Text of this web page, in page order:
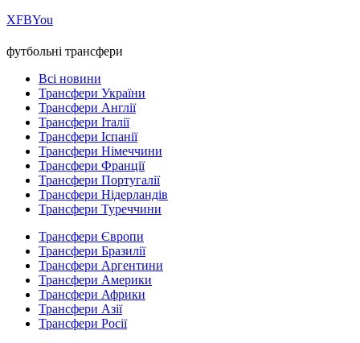
ХFBYou
футбольні трансфери
Всі новини
Трансфери України
Трансфери Англії
Трансфери Італії
Трансфери Іспанії
Трансфери Німеччини
Трансфери Франції
Трансфери Португалії
Трансфери Нідерландів
Трансфери Туреччини
Трансфери Європи
Трансфери Бразилії
Трансфери Аргентини
Трансфери Америки
Трансфери Африки
Трансфери Азії
Трансфери Росії